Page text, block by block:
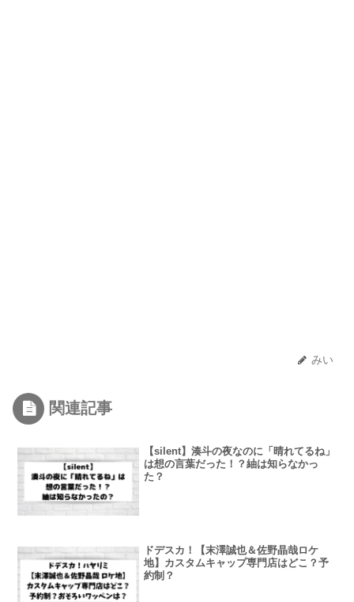
みい
関連記事
【silent】湊斗の夜なのに「晴れてるね」
は想の言葉だった！？紬は知らなかっ
た？
ドデスカ！【末澤誠也＆佐野晶哉ロケ
地】カスタムキャップ専門店はどこ？予
約制？